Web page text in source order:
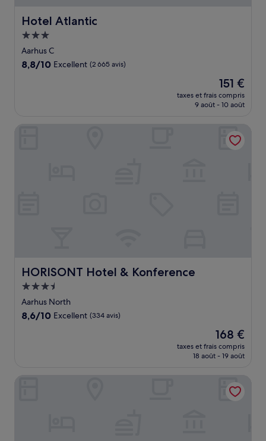
Hotel Atlantic
Hotel Atlantic
Hébergement
3.0 étoiles
Aarhus C
8.8
8,8/10 Excellent (2 665 avis)
Le
nouveau
prix
de
151 €
151 €
taxes et frais compris
9 août - 10 août
HORISONT Hotel & Konference
HORISONT Hotel & Konference
Hébergement
3.5 étoiles
Aarhus North
8.6
8,6/10 Excellent (334 avis)
Le
nouveau
prix
de
168 €
168 €
taxes et frais compris
18 août - 19 août